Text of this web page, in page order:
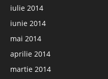
iulie 2014
iunie 2014
mai 2014
aprilie 2014
martie 2014